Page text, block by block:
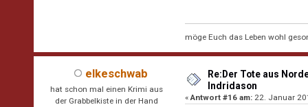
möge Euch das Leben wohl
elkeschwab
hat schon mal einen Krimi aus
der Grabbelkiste in der Hand
Re:Der Tote aus
Indridason
«Antwort #16 am: 22. Januar